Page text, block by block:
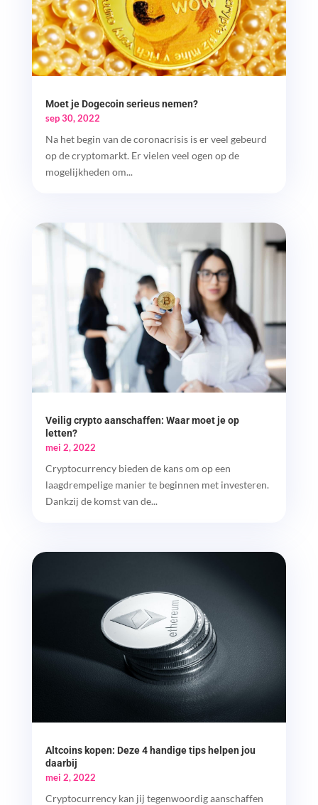
Moet je Dogecoin serieus nemen?
sep 30, 2022
Na het begin van de coronacrisis is er veel gebeurd
op de cryptomarkt. Er vielen veel ogen op de
mogelijkheden om...
Veilig crypto aanschaffen: Waar moet je op
letten?
mei 2, 2022
Cryptocurrency bieden de kans om op een
laagdrempelige manier te beginnen met investeren.
Dankzij de komst van de...
Altcoins kopen: Deze 4 handige tips helpen jou
daarbij
mei 2, 2022
Cryptocurrency kan jij tegenwoordig aanschaffen